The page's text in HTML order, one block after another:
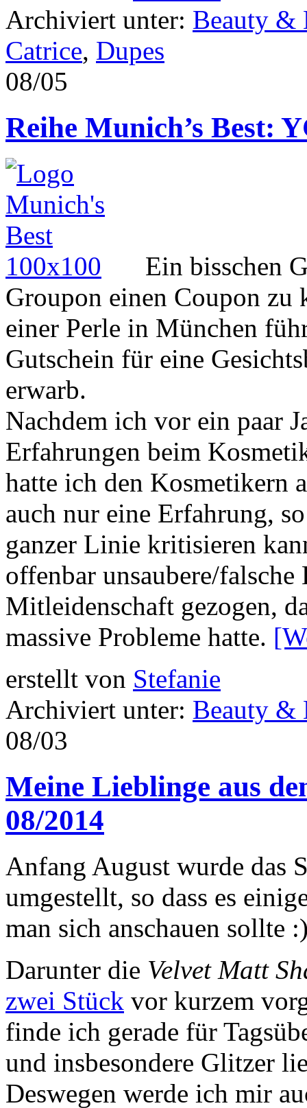
Archiviert unter: Beauty &
Catrice, Dupes
08/05
Reihe Munich’s Best:
Ein bisschen
Groupon einen Coupon zu
einer Perle in München
Gutschein für eine
erwarb.
Nachdem ich vor ein paar
Erfahrungen beim
hatte ich den Kosmetikern
auch nur eine Erfahrung,
ganzer Linie kritisieren
offenbar unsaubere/
Mitleidenschaft gezogen,
massive Probleme hatte.
erstellt von Stefanie
Archiviert unter: Beauty &
08/03
Meine Lieblinge aus
08/2014
Anfang August wurde das
umgestellt, so dass es
man sich anschauen sollte
Darunter die Velvet Matt
zwei Stück vor kurzem
finde ich gerade für
und insbesondere Glitzer
Deswegen werde ich mir